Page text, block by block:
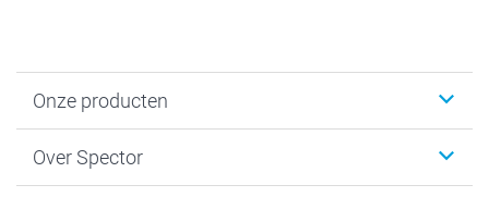
Onze producten
Kaartjes
Over Spector